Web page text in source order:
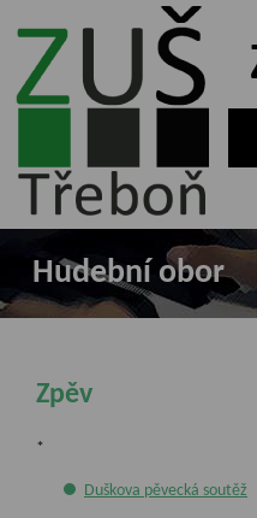
ZUŠ Třeboň -
Základní
umělecká škola
Hudební obor
Zpěv
*
Duškova pěvecká soutěž